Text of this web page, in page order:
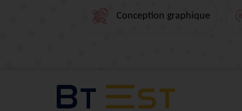
Conception graphique